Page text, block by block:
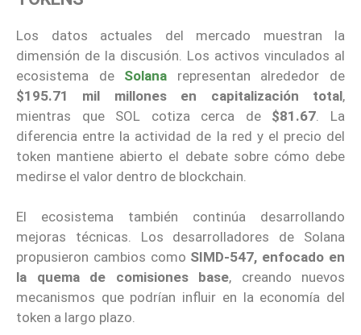
Los datos actuales del mercado muestran la
dimensión de la discusión. Los activos vinculados al
ecosistema de Solana
representan alrededor de
$195.71 mil millones en capitalización total,
mientras que SOL cotiza cerca de $81.67 . La
diferencia entre la actividad de la red y el precio del
token mantiene abierto el debate sobre cómo debe
medirse el valor dentro de blockchain.
El ecosistema también continúa desarrollando
mejoras técnicas. Los desarrolladores de Solana
propusieron cambios como SIMD-547, enfocado en
la quema de comisiones base, creando nuevos
mecanismos que podrían influir en la economía del
token a largo plazo.